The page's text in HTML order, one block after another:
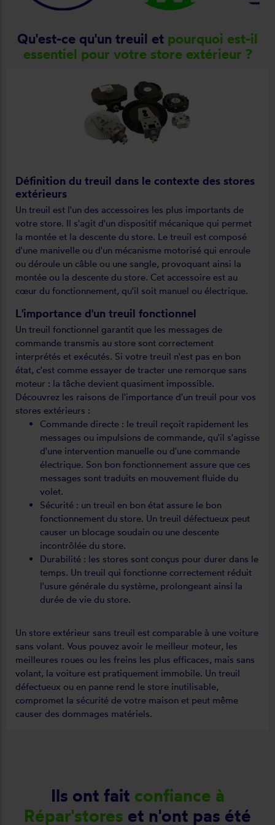
Qu'est-ce qu'un treuil et pourquoi est-il
essentiel pour votre store extérieur ?
Définition du treuil dans le contexte des stores
extérieurs
Un treuil est l'un des accessoires les plus importants de
votre store. Il s'agit d'un dispositif mécanique qui permet
la montée et la descente du store. Le treuil est composé
d'une manivelle ou d'un mécanisme motorisé qui enroule
ou déroule un câble ou une sangle, provoquant ainsi la
montée ou la descente du store. Cet accessoire est au
cœur du fonctionnement, qu'il soit manuel ou électrique.
L'importance d'un treuil fonctionnel
Un treuil fonctionnel garantit que les messages de
commande transmis au store sont correctement
interprétés et exécutés. Si votre treuil n'est pas en bon
état, c'est comme essayer de tracter une remorque sans
moteur : la tâche devient quasiment impossible.
Découvrez les raisons de l'importance d'un treuil pour vos
stores extérieurs :
Commande directe : le treuil reçoit rapidement les
messages ou impulsions de commande, qu'il s'agisse
d'une intervention manuelle ou d'une commande
électrique. Son bon fonctionnement assure que ces
messages sont traduits en mouvement fluide du
volet.
Sécurité : un treuil en bon état assure le bon
fonctionnement du store. Un treuil défectueux peut
causer un blocage soudain ou une descente
incontrôlée du store.
Durabilité : les stores sont conçus pour durer dans le
temps. Un treuil qui fonctionne correctement réduit
l'usure générale du système, prolongeant ainsi la
durée de vie du store.
Un store extérieur sans treuil est comparable à une voiture
sans volant. Vous pouvez avoir le meilleur moteur, les
meilleures roues ou les freins les plus efficaces, mais sans
volant, la voiture est pratiquement immobile. Un treuil
défectueux ou en panne rend le store inutilisable,
compromet la sécurité de votre maison et peut même
causer des dommages matériels.
Ils ont fait confiance à
Répar'stores et n'ont pas été